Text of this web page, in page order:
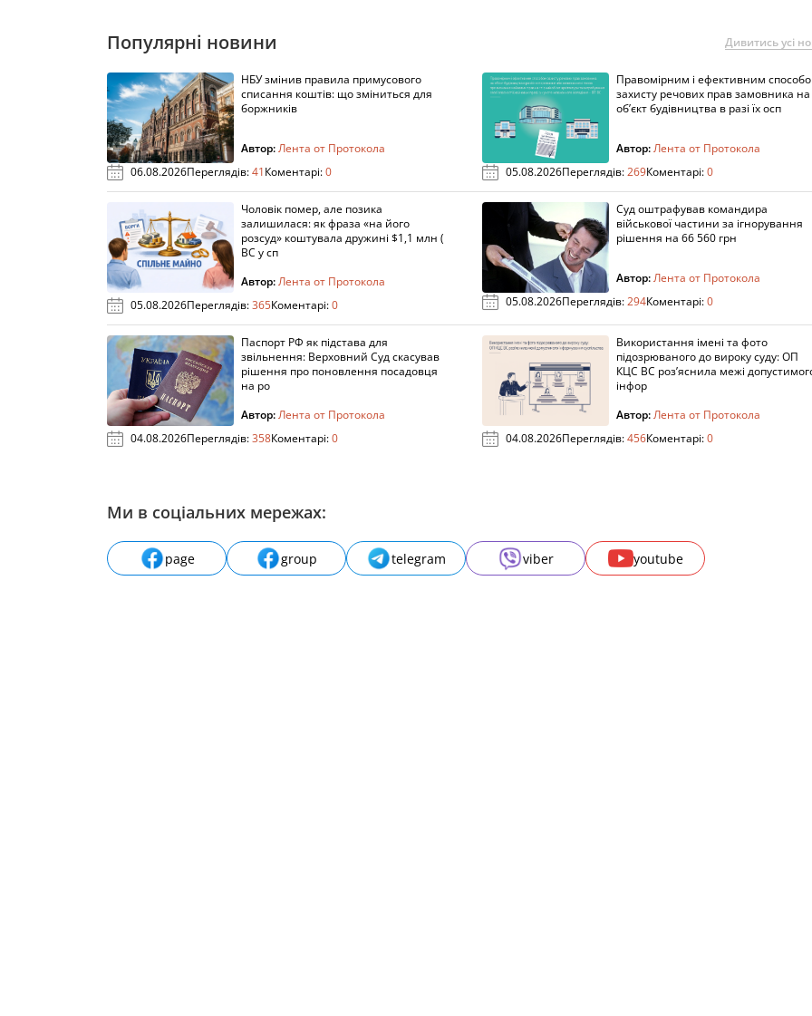
Популярні новини Дивитись усі
НБУ змінив правила примусового
списання коштів: що зміниться для
боржників
Автор:Лента от Протокола
06.08.2026Переглядів:41Коментарі:0
Правомірним і ефективним
захисту речових прав замовника на
об’єкт будівництва в разі їх осп
Автор:Лента от Протокола
05.08.2026Переглядів:269Коментарі:0
Чоловік помер, але позика
залишилася: як фраза «на його
розсуд» коштувала дружині $1,1 млн (
ВС у сп
Автор:Лента от Протокола
05.08.2026Переглядів:365Коментарі:0
Суд оштрафував командира
військової частини за ігнорування
рішення на 66 560 грн
Автор:Лента от Протокола
05.08.2026Переглядів:294Коментарі:0
Паспорт РФ як підстава для
звільнення: Верховний Суд скасував
рішення про поновлення посадовця
на ро
Автор:Лента от Протокола
04.08.2026Переглядів:358Коментарі:0
Використання імені та фото
підозрюваного до вироку суду: ОП
КЦС ВС роз’яснила межі
інфор
Автор:Лента от Протокола
04.08.2026Переглядів:456Коментарі:0
Ми в соціальних мережах:
page group telegram viber youtube